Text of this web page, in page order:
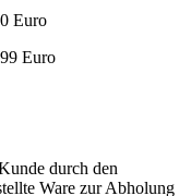
Euro
Euro
durch den
Ware zur Abholung